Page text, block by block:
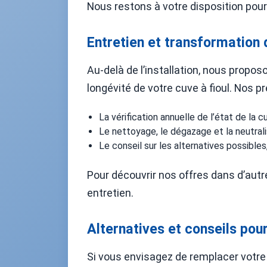
Nous restons à votre disposition
Entretien et transformation
Au-delà de l’installation, nous
longévité de votre cuve à fioul. Nos
La vérification annuelle de l’état de la
Le nettoyage, le dégazage et la
Le conseil sur les alternatives
Pour découvrir nos offres dans
entretien.
Alternatives et conseils
Si vous envisagez de remplacer